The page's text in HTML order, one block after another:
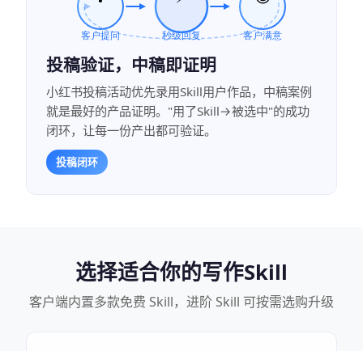
投稿验证，中稿即证明
小红书投稿活动优先录用Skill用户作品，中稿案例
就是最好的产品证明。"用了Skill→被选中"的成功
闭环，让每一份产出都可验证。
投稿闭环
选择适合你的写作Skill
客户端内置多款免费 Skill，进阶 Skill 可按需选购升级